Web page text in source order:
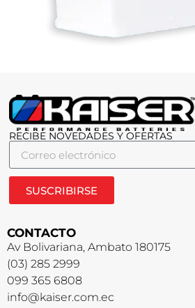
RECIBE NOVEDADES Y OFERTAS
SUSCRIBIRSE
CONTACTO
Av Bolivariana, Ambato 180175
(03) 285 2999
099 365 6808
info@kaiser.com.ec